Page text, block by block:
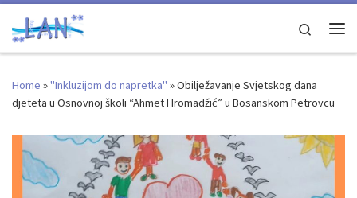
Skip to content
Search
Home »"Inkluzijom do napretka" »Obilježavanje Svjetskog dana
djeteta u Osnovnoj školi “Ahmet Hromadžić” u Bosanskom Petrovcu